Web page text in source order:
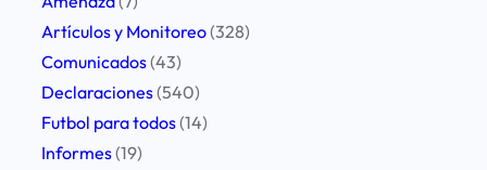
i
d
e
n
t
a
Artículos y Monitoreo(328)
Comunicados(43)
Declaraciones(540)
Futbol para todos(14)
Informes(19)